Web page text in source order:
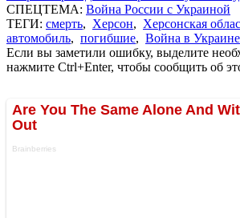
СПЕЦТЕМА: Война России с Украиной
ТЕГИ: смерть, Херсон, Херсонская
автомобиль, погибшие, Война в Украине
Если вы заметили ошибку, выделите
нажмите Ctrl+Enter, чтобы сообщить об